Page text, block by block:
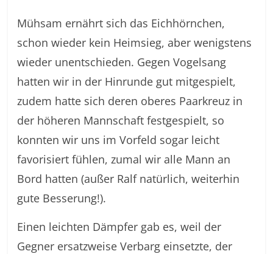
Mühsam ernährt sich das Eichhörnchen,
schon wieder kein Heimsieg, aber wenigstens
wieder unentschieden. Gegen Vogelsang
hatten wir in der Hinrunde gut mitgespielt,
zudem hatte sich deren oberes Paarkreuz in
der höheren Mannschaft festgespielt, so
konnten wir uns im Vorfeld sogar leicht
favorisiert fühlen, zumal wir alle Mann an
Bord hatten (außer Ralf natürlich, weiterhin
gute Besserung!).
Einen leichten Dämpfer gab es, weil der
Gegner ersatzweise Verbarg einsetzte, der